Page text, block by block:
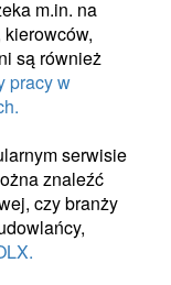
m.in. na
są również
pracy w
serwisie
znaleźć
czy branży